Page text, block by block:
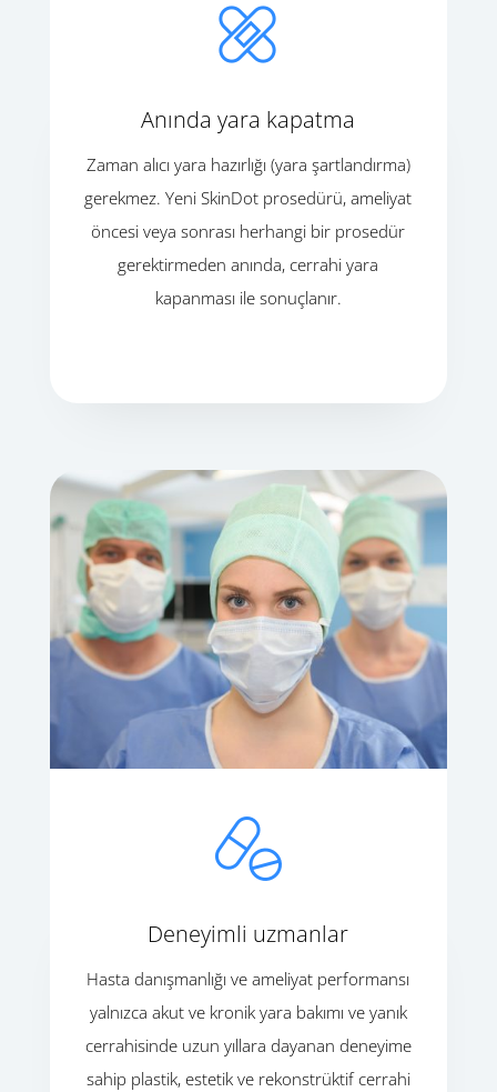
Anında yara kapatma
Zaman alıcı yara hazırlığı (yara şartlandırma)
gerekmez. Yeni SkinDot prosedürü, ameliyat
öncesi veya sonrası herhangi bir prosedür
gerektirmeden anında, cerrahi yara
kapanması ile sonuçlanır.
Deneyimli uzmanlar
Hasta danışmanlığı ve ameliyat performansı
yalnızca akut ve kronik yara bakımı ve yanık
cerrahisinde uzun yıllara dayanan deneyime
sahip plastik, estetik ve rekonstrüktif cerrahi